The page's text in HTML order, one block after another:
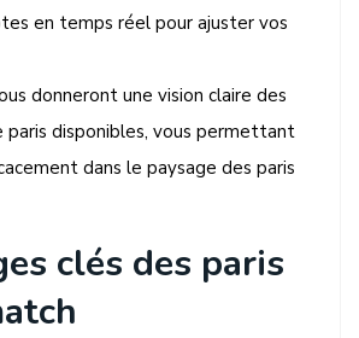
en temps réel pour ajuster vos
donneront une vision claire des
disponibles, vous permettant
dans le paysage des paris
clés des paris